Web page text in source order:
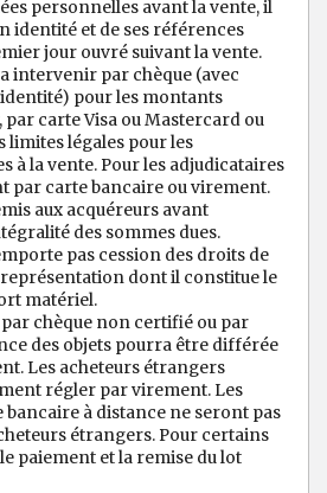
personnelles avant la vente, il
identité et de ses références
jour ouvré suivant la vente.
intervenir par chèque (avec
pour les montants
carte Visa ou Mastercard ou
limites légales pour les
à la vente. Pour les adjudicataires
par carte bancaire ou virement.
aux acquéreurs avant
des sommes dues.
pas cession des droits de
dont il constitue le
matériel.
chèque non certifié ou par
des objets pourra être différée
Les acheteurs étrangers
régler par virement. Les
à distance ne seront pas
étrangers. Pour certains
paiement et la remise du lot